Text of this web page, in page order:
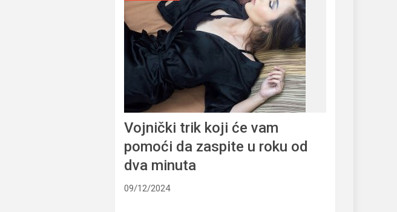
Vojnički trik koji će vam
pomoći da zaspite u roku od
dva minuta
09/12/2024